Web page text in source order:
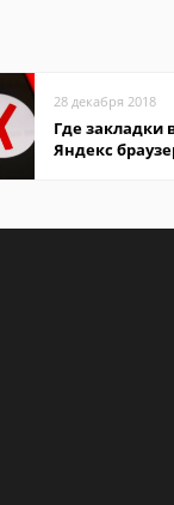
28 декабря 2018
Где закладки
Яндекс